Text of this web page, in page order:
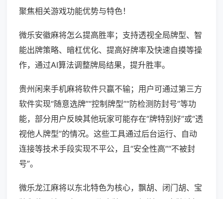
聚焦相关游戏功能优势与特色！
微乐安徽麻将怎么提高胜率；支持透视全局牌型、智
能出牌策略、暗杠优化、提高好牌率及快速自摸等操
作，通过AI算法调整牌局结果，提升胜率。
贵州闲来手机麻将软件只赢不输；用户可通过第三方
软件实现“随意选牌”“控制牌型”“防检测防封号”等功
能，部分用户反映其他玩家可能存在“牌特别好”或“透
视他人牌型”的情况。这些工具通过后台运行、自动
连接等技术手段实现不平公，且“安全性高”“不被封
号”。
微乐龙江麻将以东北特色为核心，飘胡、闭门胡、宝